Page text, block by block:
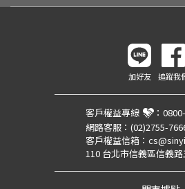
加好友 追蹤我
客戶權益專線 ：
網路客服： (02)2755-
客戶權益信箱：
110 台北市信義區信義